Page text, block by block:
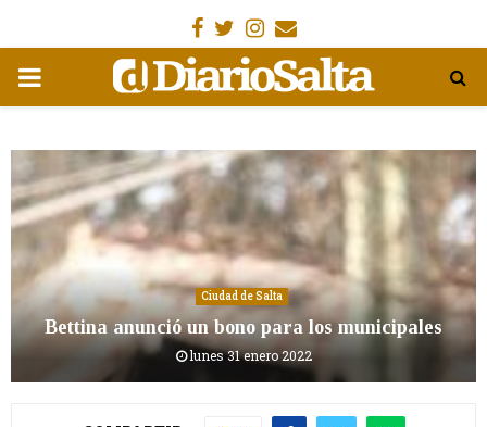
Facebook
Gorjeo
Instagram
Email
MENÚ
Ciudad de Salta
Bettina anunció un bono para los municipales
lunes 31 enero 2022